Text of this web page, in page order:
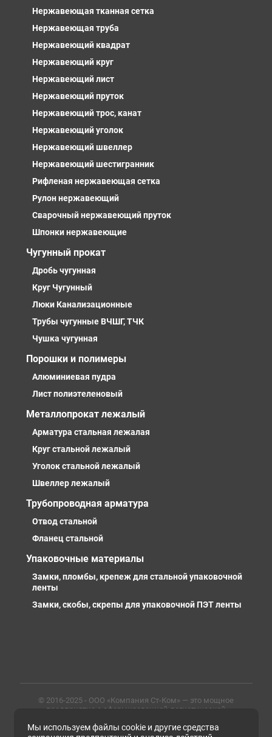
Нержавеющая тканная сетка
Нержавеющая труба
Нержавеющий квадрат
Нержавеющий круг
Нержавеющий лист
Нержавеющий пруток
Нержавеющий трос, канат
Нержавеющий уголок
Нержавеющий швеллер
Нержавеющий шестигранник
Рифленая нержавеющая сетка
Рулон нержавеющий
Сварочный нержавеющий пруток
Шпонки нержавеющие
Чугунный прокат
Дробь чугунная
Круг Чугунный
Люки Канализационные
Трубы чугунные ВЧШГ, ТЧК
Чушка чугунная
Порошки и полимеры
Алюминиевая пудра
Лист полиэтеленовый
Металлопрокат лежалый
Арматура стальная лежалая
Круг стальной лежалый
Уголок стальной лежалый
Швеллер лежалый
Трубопроводная арматура
Отвод стальной
Фланец стальной
Упаковочные материалы
Замки, пломбы, крепеж для стальной упаковочной
ленты
Замки, скобы, скрепы для упаковочной ПЭТ ленты
© 2016-2025 - ООО «Компания Ст-Ком» — это мощное
предприятие с сформированной логистической
профессиональными сотрудниками. Предлагаем
Мы используем файлы cookie и другие средства